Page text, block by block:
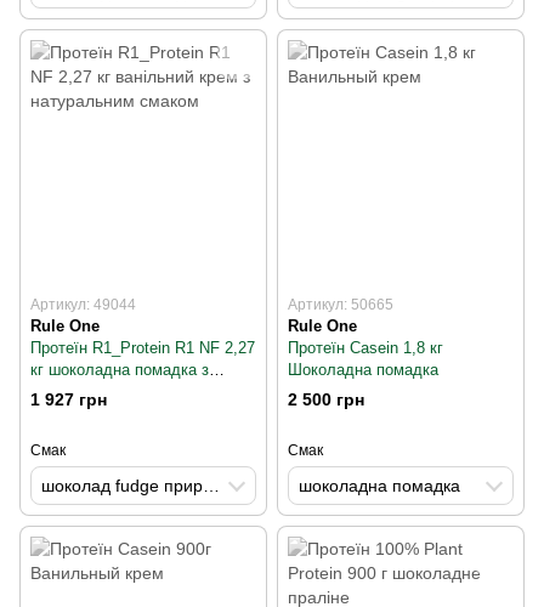
Артикул: 49044
Rule One
Протеїн R1_Protein R1 NF 2,27
кг шоколадна помадка з
натуральним смаком
1 927 грн
Смак
шоколад fudge природно ароматизований
Артикул: 50665
Rule One
Протеїн Casein 1,8 кг
Шоколадна помадка
2 500 грн
Смак
шоколадна помадка